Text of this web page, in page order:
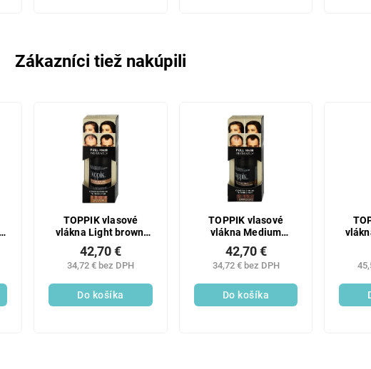
Zákazníci tiež nakúpili
TOPPIK vlasové
vlákna Light brown,
12g
34,72 € bez DPH
42,70 €
Do košíka
TOPPIK vlasové
vlákna Medium
brown, 12g
34,72 € bez DPH
42,70 €
Do košíka